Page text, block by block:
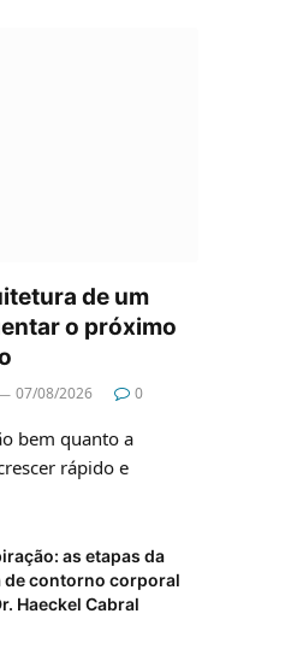
de um
o próximo
07/08/2026 0
bem quanto a
rápido e
as etapas da
contorno corporal
Haeckel Cabral